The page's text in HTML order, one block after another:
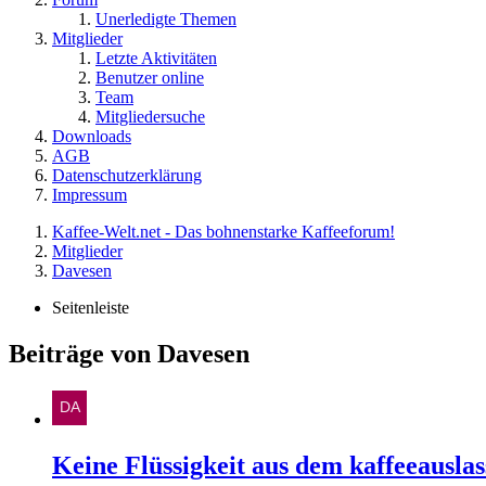
Unerledigte Themen
Mitglieder
Letzte Aktivitäten
Benutzer online
Team
Mitgliedersuche
Downloads
AGB
Datenschutzerklärung
Impressum
Kaffee-Welt.net - Das bohnenstarke Kaffeeforum!
Mitglieder
Davesen
Seitenleiste
Beiträge von Davesen
Keine Flüssigkeit aus dem